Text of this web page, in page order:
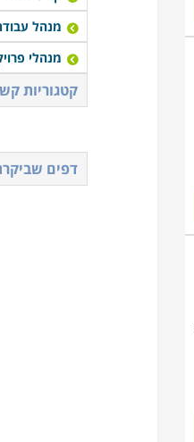
מנהל
מנהלי
קטגוריות
דפים